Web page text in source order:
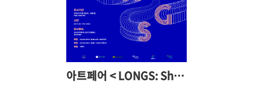
아트페어 < LONGS: Shorts의 시대에 예술을 묻다 >